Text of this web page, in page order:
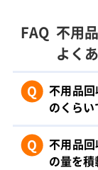
FAQ 不用
よく
Q
不用品
のくらい
Q
不用品
の量を積